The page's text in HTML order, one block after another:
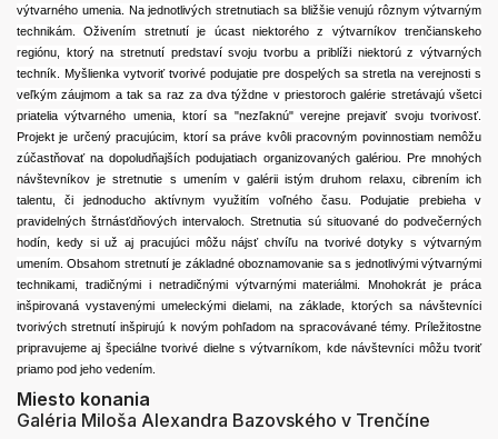
výtvarného umenia. Na jednotlivých stretnutiach sa bližšie venujú rôznym výtvarným
technikám. Oživením stretnutí je úcast niektorého z výtvarníkov trenčianskeho
regiónu, ktorý na stretnutí predstaví svoju tvorbu a priblíži niektorú z výtvarných
techník. Myšlienka vytvoriť tvorivé podujatie pre dospelých sa stretla na verejnosti s
veľkým záujmom a tak sa raz za dva týždne v priestoroch galérie stretávajú všetci
priatelia výtvarného umenia, ktorí sa "nezľaknú" verejne prejaviť svoju tvorivosť.
Projekt je určený pracujúcim, ktorí sa práve kvôli pracovným povinnostiam nemôžu
zúčastňovať na dopoludňajších podujatiach organizovaných galériou. Pre mnohých
návštevníkov je stretnutie s umením v galérii istým druhom relaxu, cibrením ich
talentu, či jednoducho aktívnym využitím voľného času. Podujatie prebieha v
pravidelných štrnásťdňových intervaloch. Stretnutia sú situované do podvečerných
hodín, kedy si už aj pracujúci môžu nájsť chvíľu na tvorivé dotyky s výtvarným
umením. Obsahom stretnutí je základné oboznamovanie sa s jednotlivými výtvarnými
technikami, tradičnými i netradičnými výtvarnými materiálmi. Mnohokrát je práca
inšpirovaná vystavenými umeleckými dielami, na základe, ktorých sa návštevníci
tvorivých stretnutí inšpirujú k novým pohľadom na spracovávané témy. Príležitostne
pripravujeme aj špeciálne tvorivé dielne s výtvarníkom, kde návštevníci môžu tvoriť
priamo pod jeho vedením.
Miesto konania
Galéria Miloša Alexandra Bazovského v Trenčíne